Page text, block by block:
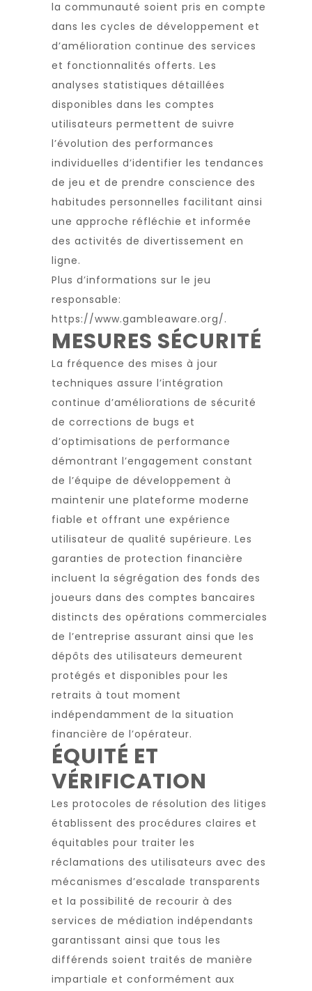
la communauté soient pris en compte
dans les cycles de développement et
d’amélioration continue des services
et fonctionnalités offerts. Les
analyses statistiques détaillées
disponibles dans les comptes
utilisateurs permettent de suivre
l’évolution des performances
individuelles d’identifier les tendances
de jeu et de prendre conscience des
habitudes personnelles facilitant ainsi
une approche réfléchie et informée
des activités de divertissement en
ligne.
Plus d’informations sur le jeu
responsable:
https://www.gambleaware.org/.
MESURES SÉCURITÉ
La fréquence des mises à jour
techniques assure l’intégration
continue d’améliorations de sécurité
de corrections de bugs et
d’optimisations de performance
démontrant l’engagement constant
de l’équipe de développement à
maintenir une plateforme moderne
fiable et offrant une expérience
utilisateur de qualité supérieure. Les
garanties de protection financière
incluent la ségrégation des fonds des
joueurs dans des comptes bancaires
distincts des opérations commerciales
de l’entreprise assurant ainsi que les
dépôts des utilisateurs demeurent
protégés et disponibles pour les
retraits à tout moment
indépendamment de la situation
financière de l’opérateur.
ÉQUITÉ ET
VÉRIFICATION
Les protocoles de résolution des litiges
établissent des procédures claires et
équitables pour traiter les
réclamations des utilisateurs avec des
mécanismes d’escalade transparents
et la possibilité de recourir à des
services de médiation indépendants
garantissant ainsi que tous les
différends soient traités de manière
impartiale et conformément aux